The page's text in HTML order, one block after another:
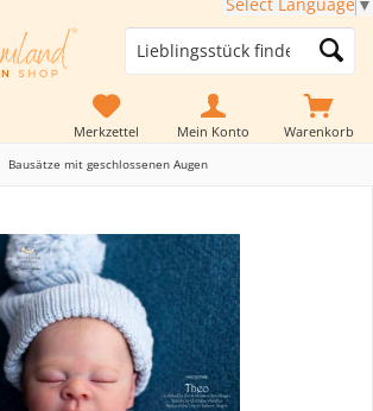
Warenkorb
Merkzettel Mein Konto
Bausätze mit geschlossenen Augen